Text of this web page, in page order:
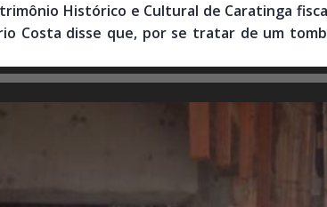
Histórico e Cultural de Caratinga
Costa disse que, por se tratar de um